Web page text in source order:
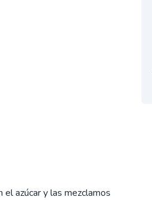
azúcar y las mezclamos